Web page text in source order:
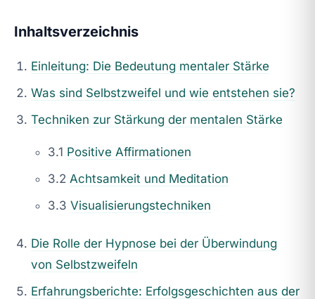
Inhaltsverzeichnis
Einleitung: Die Bedeutung mentaler Stärke
Was sind Selbstzweifel und wie entstehen sie?
Techniken zur Stärkung der mentalen Stärke
3.1 Positive Affirmationen
3.2 Achtsamkeit und Meditation
3.3 Visualisierungstechniken
Die Rolle der Hypnose bei der Überwindung
von Selbstzweifeln
Erfahrungsberichte: Erfolgsgeschichten aus der